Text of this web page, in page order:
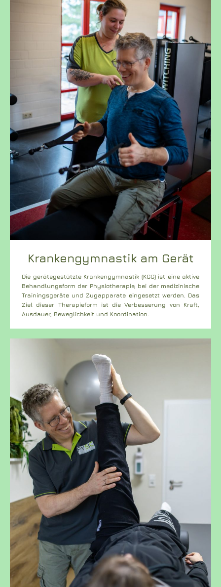
Krankengymnastik am Gerät
Die gerätegestützte Krankengymnastik (KGG) ist eine aktive
Behandlungsform der Physiotherapie, bei der medizinische
Trainingsgeräte und Zugapparate eingesetzt werden. Das
Ziel dieser Therapieform ist die Verbesserung von Kraft,
Ausdauer, Beweglichkeit und Koordination.